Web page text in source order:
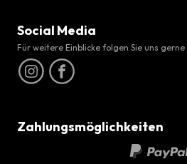
Social Media
Für weitere Einblicke folgen Sie uns gerne
Zahlungsmöglichkeiten